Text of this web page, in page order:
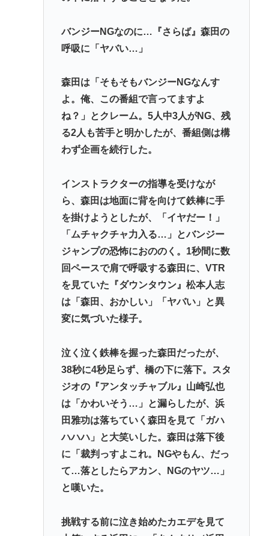
バンジーNGなのに…『さらば』森田の
呼吸に「ヤバい…」
森田は「そもそもバンジーNGなんす
よ。俺、この番組で言ってますよ
ね？」とクレーム。5人中3人がNG、残
る2人も苦手と明かしたが、番組側は構
わず企画を続行した。
インストラクターの指導を受けなが
ら、森田は地面に背を向けて鉄棒に手
を掛けようとしたが、「イヤだー！」
「ムチャクチャ力入る…」とバンジー
ジャンプの恐怖におののく。1秒間に数
回ペースで肩で呼吸する森田に、VTR
を見ていた『ダウンタウン』松本人志
は「森田、おかしい」「ヤバい」と異
変に気づいた様子。
泣く泣く鉄棒を握った森田だったが、
38秒に4秒足らず、橋の下に落下。スタ
ジオの『アンタッチャブル』山崎弘也
は「かわいそう…」と漏らしたが、浜
田雅功は落ちていく森田を見て「ガハ
ハハハ」と大笑いした。森田は落下後
に「裁判っすよこれ。NGやもん、だっ
て…落としたらアカン、NGのヤツ…」
と嘆いた。
挑戦する前に泣き始めたカエデを見て